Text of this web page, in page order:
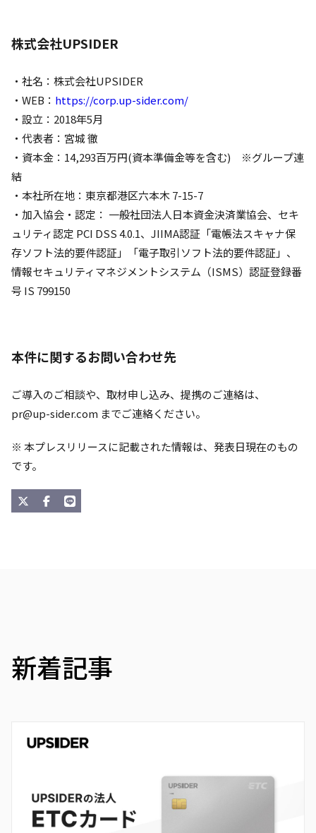
株式会社UPSIDER
・社名：株式会社UPSIDER
・WEB： https://corp.up-sider.com/
・設立：2018年5月
・代表者：宮城 徹
・資本金：14,293百万円(資本準備金等を含む) ※グループ連
結
・本社所在地：東京都港区六本木 7-15-7
・加入協会・認定： 一般社団法人日本資金決済業協会、セキ
ュリティ認定 PCI DSS 4.0.1、JIIMA認証「電帳法スキャナ保
存ソフト法的要件認証」「電子取引ソフト法的要件認証」、
情報セキュリティマネジメントシステム（ISMS）認証登録番
号 IS 799150
本件に関するお問い合わせ先
ご導入のご相談や、取材申し込み、提携のご連絡は、
pr@up-sider.com までご連絡ください。
※ 本プレスリリースに記載された情報は、発表日現在のもの
です。
新着記事